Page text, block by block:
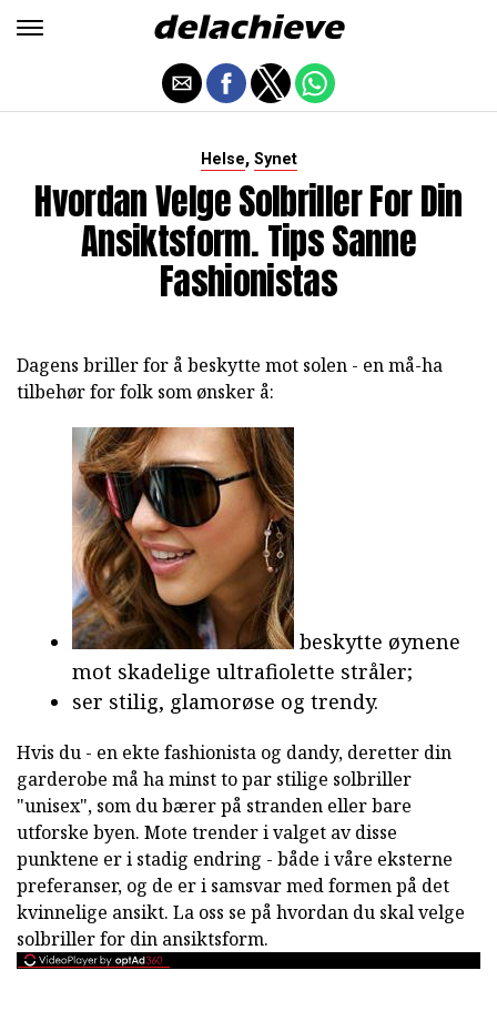
Helse, Synet
Hvordan Velge Solbriller For Din
Ansiktsform. Tips Sanne
Fashionistas
Dagens briller for å beskytte mot solen - en må-ha
tilbehør for folk som ønsker å:
beskytte øynene
mot skadelige ultrafiolette stråler;
ser stilig, glamorøse og trendy.
Hvis du - en ekte fashionista og dandy, deretter din
garderobe må ha minst to par stilige solbriller
"unisex", som du bærer på stranden eller bare
utforske byen. Mote trender i valget av disse
punktene er i stadig endring - både i våre eksterne
preferanser, og de er i samsvar med formen på det
kvinnelige ansikt. La oss se på hvordan du skal velge
solbriller for din ansiktsform.